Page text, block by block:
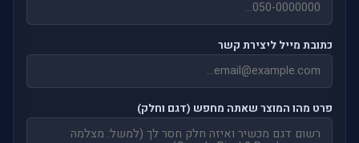
כתובת מייל ליצירת קשר
פרט מהו המוצר שאתה מחפש (דגם וחלק)